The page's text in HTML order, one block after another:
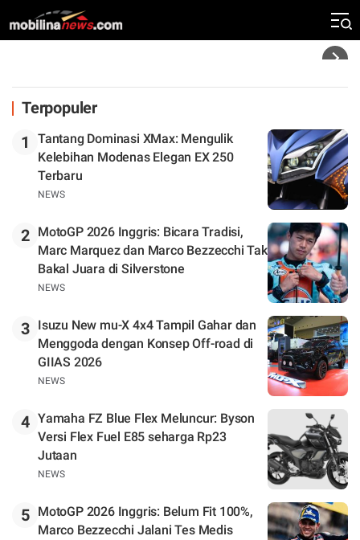
Klasemen
Terpopuler
1
Tantang Dominasi XMax: Mengulik
Kelebihan Modenas Elegan EX 250
Terbaru
NEWS
2
MotoGP 2026 Inggris: Bicara Tradisi,
Marc Marquez dan Marco Bezzecchi Tak
Bakal Juara di Silverstone
NEWS
3
Isuzu New mu-X 4x4 Tampil Gahar dan
Menggoda dengan Konsep Off-road di
GIIAS 2026
NEWS
4 Yamaha FZ Blue Flex Meluncur: Byson
Versi Flex Fuel E85 seharga Rp23
Jutaan
NEWS
5
MotoGP 2026 Inggris: Belum Fit 100%,
Marco Bezzecchi Jalani Tes Medis